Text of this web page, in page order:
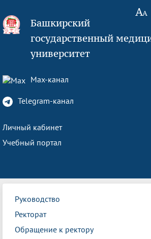
Башкирский
государственный
университет
Max-канал
Telegram-канал
Личный кабинет
Учебный портал
Руководство
Ректорат
Обращение к ректору